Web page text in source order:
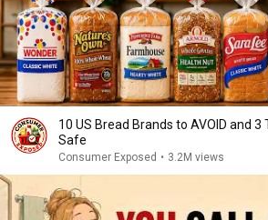
10 US Bread Brands to AVOID and
Safe
Consumer Exposed • 3.2M views